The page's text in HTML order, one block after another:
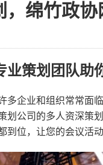
，绵竹政协
业策划团队助
多企业和组织常常面
划公司的多人资深策
位，让您的会议活动